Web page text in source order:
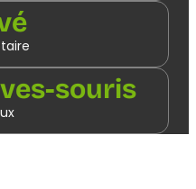
souris